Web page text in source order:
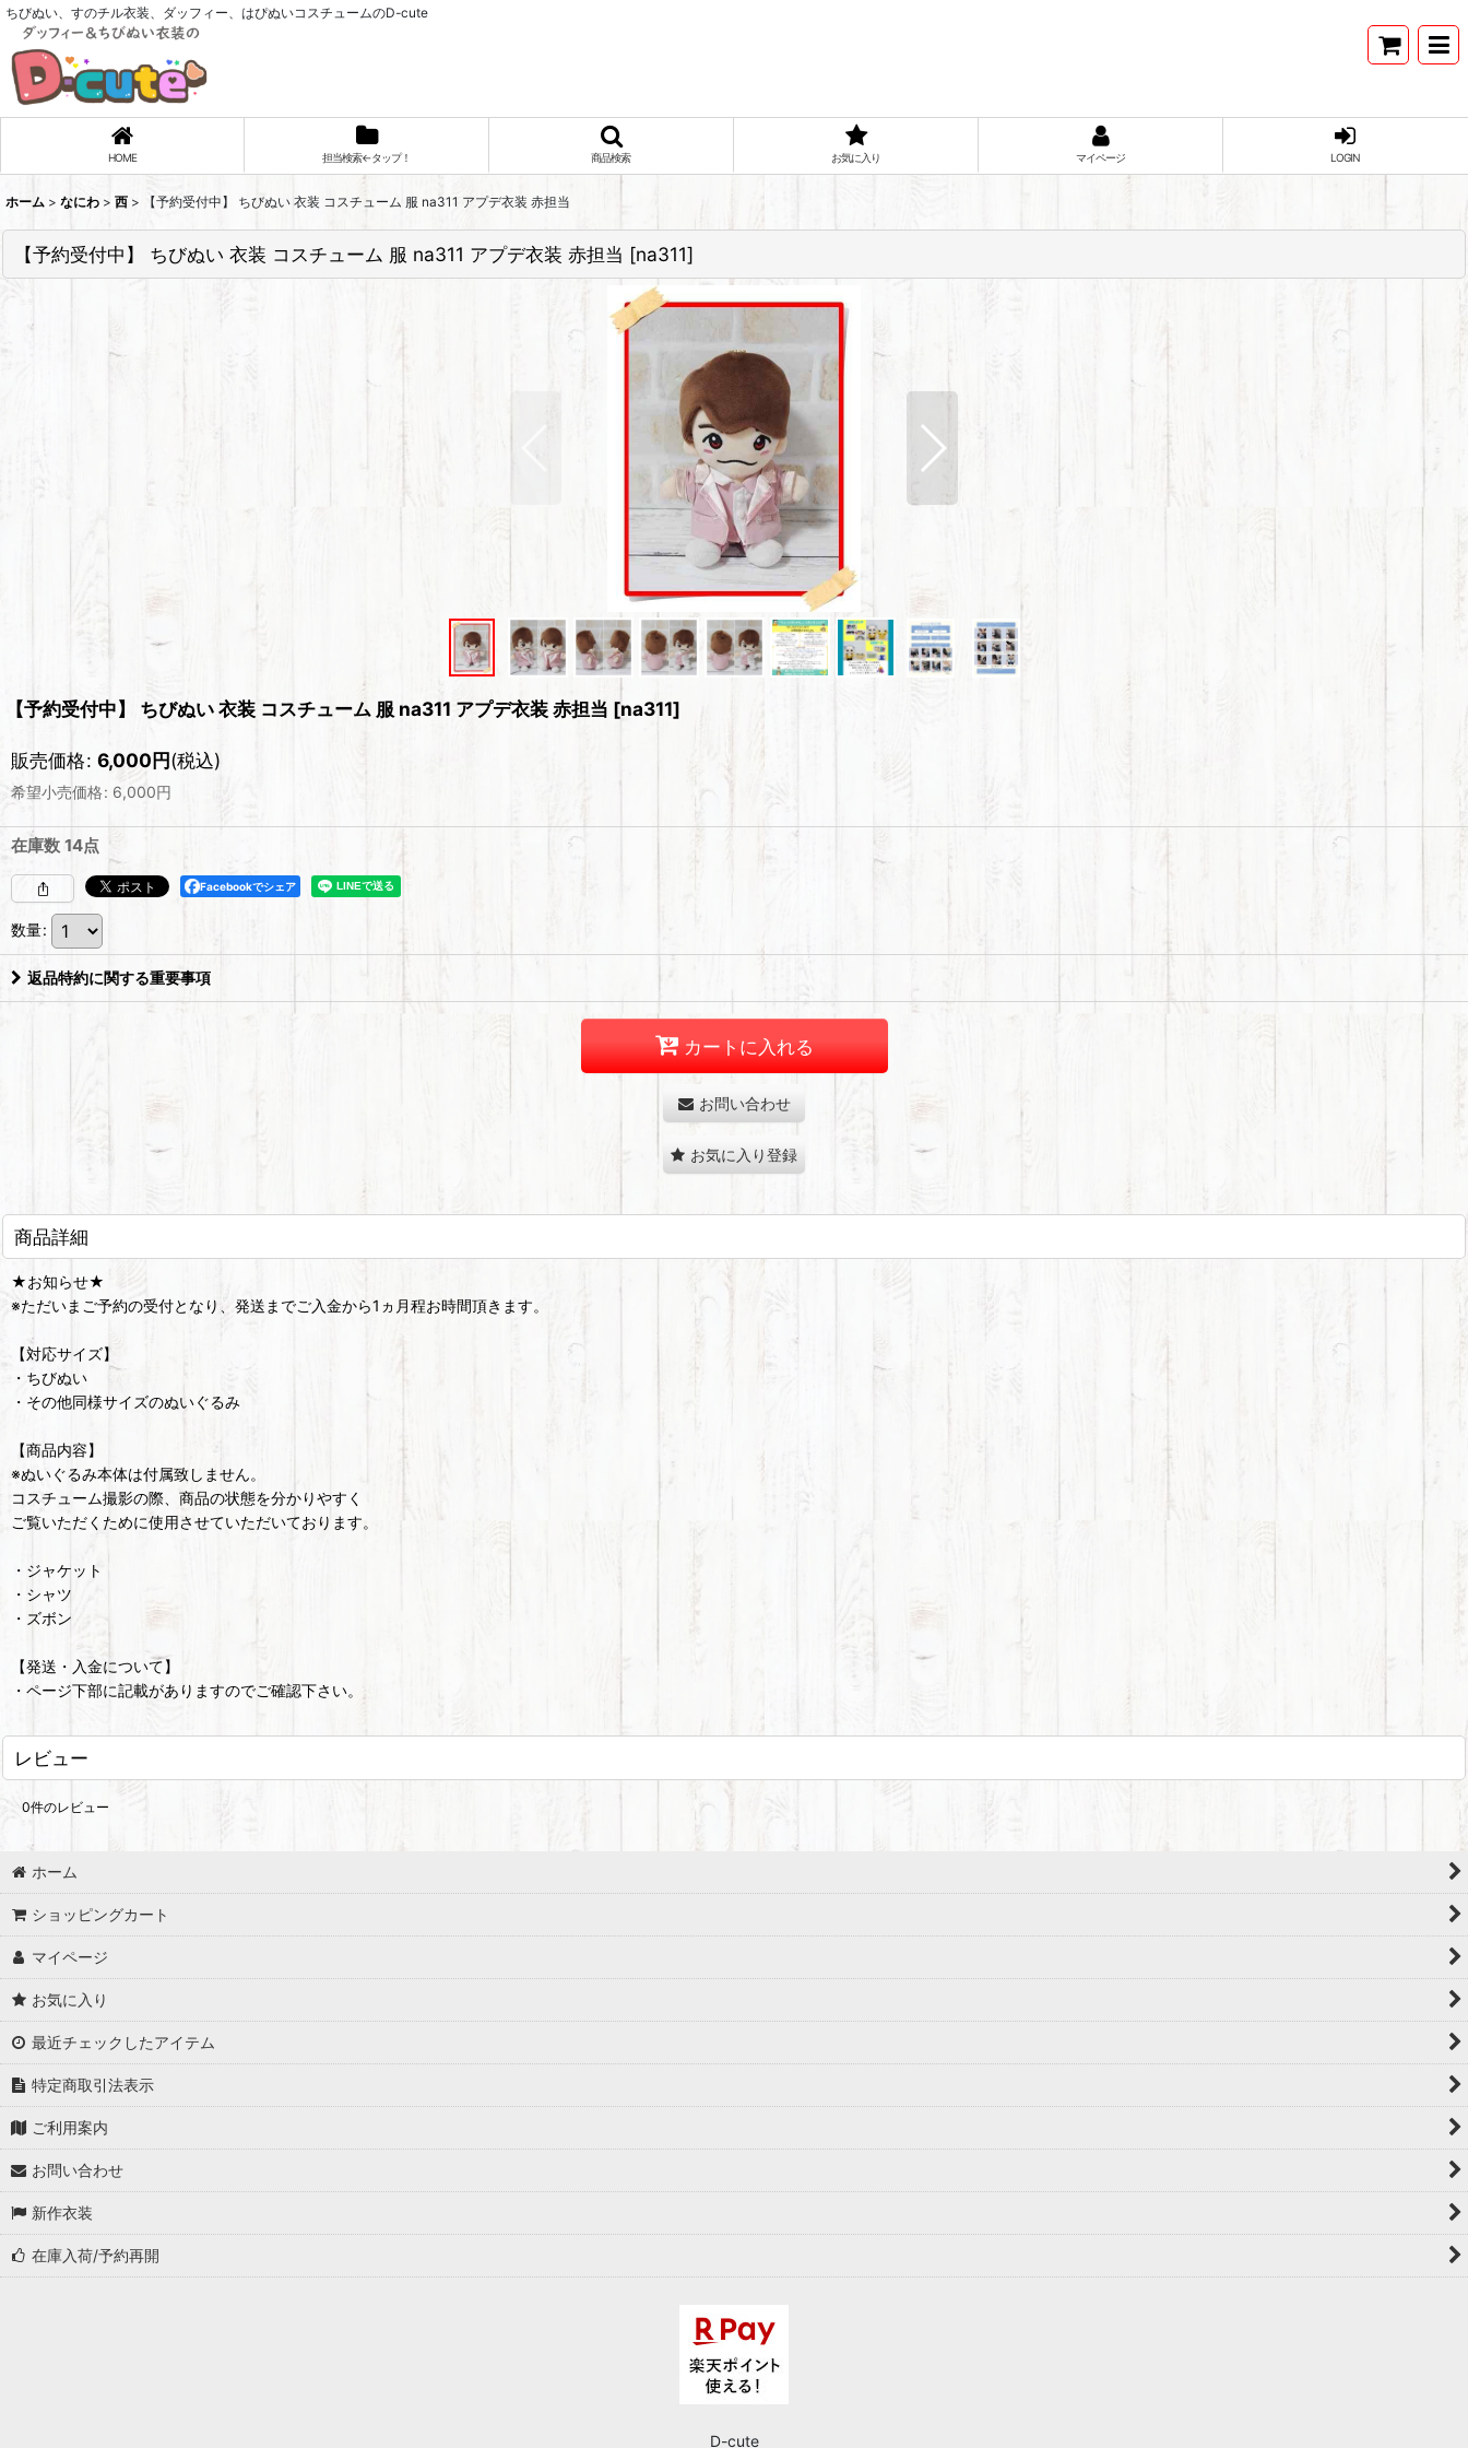
ちびぬい、すのチル衣装、ダッフィー、はぴぬいコスチュームのD-cute
HOME 担当検索←タップ！ 商品検索 お気に入り マイページ LOGIN
ホーム > なにわ > 西 > 【予約受付中】 ちびぬい 衣装 コスチューム 服 na311 アプデ衣装 赤担当
【予約受付中】 ちびぬい 衣装 コスチューム 服 na311 アプデ衣装 赤担当 [na311]
【予約受付中】 ちびぬい 衣装 コスチューム 服 na311 アプデ衣装 赤担当 [na311]
販売価格: 6,000円(税込)
希望小売価格: 6,000円
在庫数 14点
Facebookでシェア
数量:
返品特約に関する重要事項
カートに入れる
お問い合わせ
お気に入り登録
商品詳細
★お知らせ★
※ただいまご予約の受付となり、発送までご入金から1ヵ月程お時間頂きます。
【対応サイズ】
・ちびぬい
・その他同様サイズのぬいぐるみ
【商品内容】
※ぬいぐるみ本体は付属致しません。
コスチューム撮影の際、商品の状態を分かりやすく
ご覧いただくために使用させていただいております。
・ジャケット
・シャツ
・ズボン
【発送・入金について】
・ページ下部に記載がありますのでご確認下さい。
レビュー
0件のレビュー
ホーム
ショッピングカート
マイページ
お気に入り
最近チェックしたアイテム
特定商取引法表示
ご利用案内
お問い合わせ
新作衣装
在庫入荷/予約再開
D-cute